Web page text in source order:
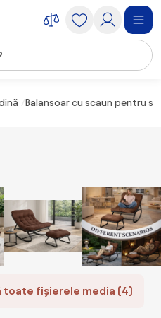
Balansoar cu scaun pentru
toate fișierele media (4)